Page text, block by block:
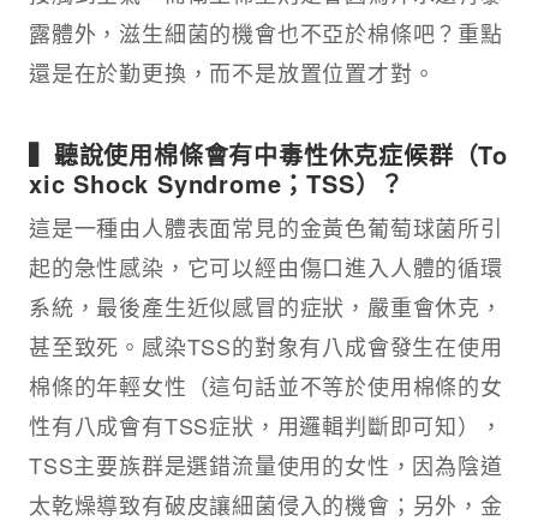
露體外，滋生細菌的機會也不亞於棉條吧？重點
還是在於勤更換，而不是放置位置才對。
▍聽說使用棉條會有中毒性休克症候群（To
xic Shock Syndrome；TSS）？
這是一種由人體表面常見的金黃色葡萄球菌所引
起的急性感染，它可以經由傷口進入人體的循環
系統，最後產生近似感冒的症狀，嚴重會休克，
甚至致死。感染TSS的對象有八成會發生在使用
棉條的年輕女性（這句話並不等於使用棉條的女
性有八成會有TSS症狀，用邏輯判斷即可知），
TSS主要族群是選錯流量使用的女性，因為陰道
太乾燥導致有破皮讓細菌侵入的機會；另外，金